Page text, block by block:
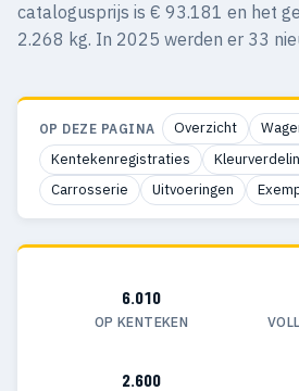
catalogusprijs is € 93.181 en het
2.268 kg. In 2025 werden er 33
OP DEZE PAGINA Overzicht
Kentekenregistraties
Carrosserie
Uitvoeringen
6.010
OP KENTEKEN
2.600